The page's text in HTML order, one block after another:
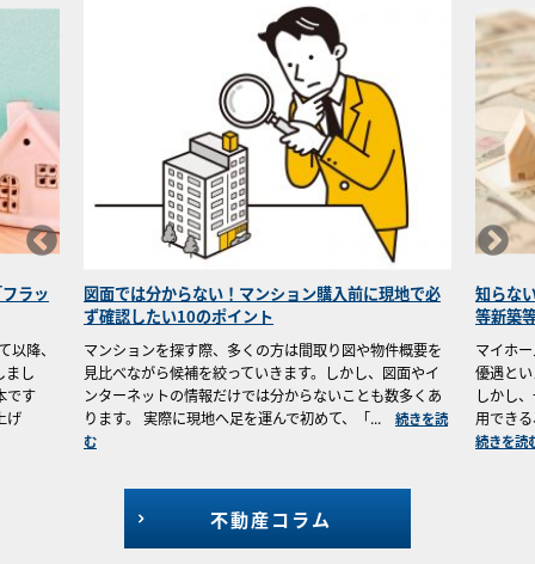
ラッ
降、
まし
です
げ
図面では分からない！マンション購入前に現地で必
ず確認したい10のポイント
マンションを探す際、多くの方は間取り図や物件概要を
見比べながら候補を絞っていきます。しかし、図面やイ
ンターネットの情報だけでは分からないことも数多くあ
ります。 実際に現地へ足を運んで初めて、「... 続きを読
む
知らな
等新築
マイホ
優遇と
しかし
用でき
続きを読
不動産コラム